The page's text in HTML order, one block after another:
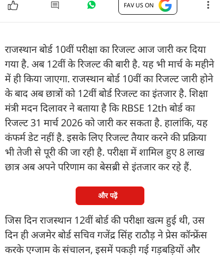
FAV US ON
राजस्थान बोर्ड 10वीं परीक्षा का रिजल्ट आज जारी कर दिया
गया है. अब 12वीं के रिजल्ट की बारी है. यह भी मार्च के महीने
में ही किया जाएगा. राजस्थान बोर्ड 10वीं का रिजल्ट जारी होने
के बाद अब छात्रों को 12वीं बोर्ड रिजल्ट का इंतजार है. शिक्षा
मंत्री मदन दिलावर ने बताया है कि RBSE 12th बोर्ड का
रिजल्ट 31 मार्च 2026 को जारी कर सकता है. हालांकि, यह
कंफर्म डेट नहीं है. इसके लिए रिजल्ट तैयार करने की प्रक्रिया
भी तेजी से पूरी की जा रही है. परीक्षा में शामिल हुए 8 लाख
छात्र अब अपने परिणाम का बेसब्री से इंतजार कर रहे हैं.
और पढ़ें
जिस दिन राजस्थान 12वीं बोर्ड की परीक्षा खत्म हुई थी, उस
दिन ही अजमेर बोर्ड सचिव गजेंद्र सिंह राठौड़ ने प्रेस कॉन्फ्रेंस
करके एग्जाम के संचालन, इसमें पकड़ी गई गड़बड़ियों और